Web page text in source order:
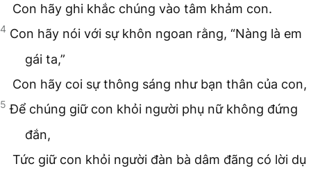
Con hãy ghi khắc chúng vào tâm khảm con.
4 Con hãy nói với sự khôn ngoan rằng, “Nàng là em
gái ta,”
Con hãy coi sự thông sáng như bạn thân của con,
5 Để chúng giữ con khỏi người phụ nữ không đứng
đắn,
Tức giữ con khỏi người đàn bà dâm đãng có lời dụ